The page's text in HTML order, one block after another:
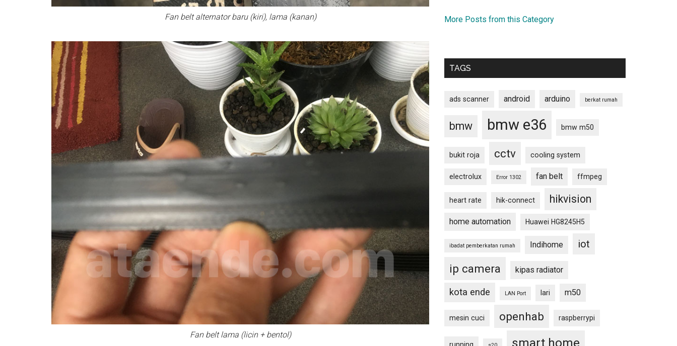
Fan belt alternator baru (kiri), lama (kanan)
Fan belt lama (licin + bentol)
More Posts from this Category
TAGS
ads scanner android arduino berkat rumah
bmw bmw e36 bmw m50
bukit roja cctv cooling system
electrolux Error 1302 fan belt ffmpeg
heart rate hik-connect hikvision
home automation Huawei HG8245H5
ibadat pemberkatan rumah Indihome iot
ip camera kipas radiator
kota ende LAN Port lari m50
mesin cuci openhab raspberrypi
smart home